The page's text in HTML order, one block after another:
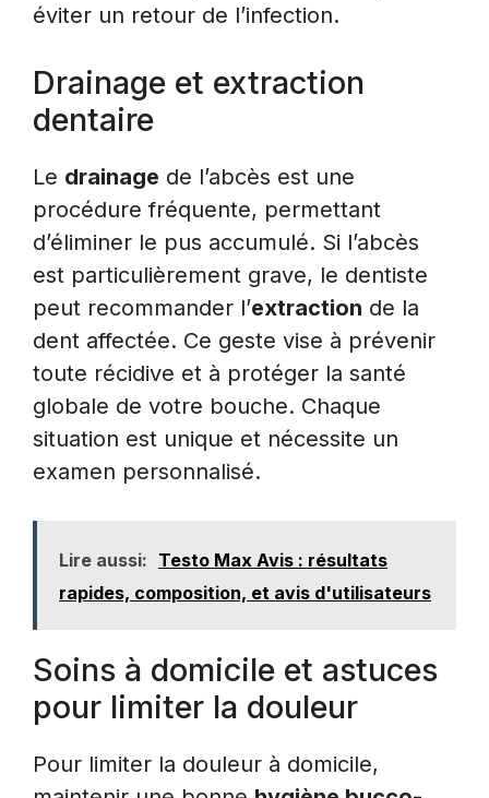
éviter un retour de l’infection.
Drainage et extraction
dentaire
Le drainage de l’abcès est une
procédure fréquente, permettant
d’éliminer le pus accumulé. Si l’abcès
est particulièrement grave, le dentiste
peut recommander l’extraction de la
dent affectée. Ce geste vise à prévenir
toute récidive et à protéger la santé
globale de votre bouche. Chaque
situation est unique et nécessite un
examen personnalisé.
Lire aussi: Testo Max Avis : résultats
rapides, composition, et avis d'utilisateurs
Soins à domicile et astuces
pour limiter la douleur
Pour limiter la douleur à domicile,